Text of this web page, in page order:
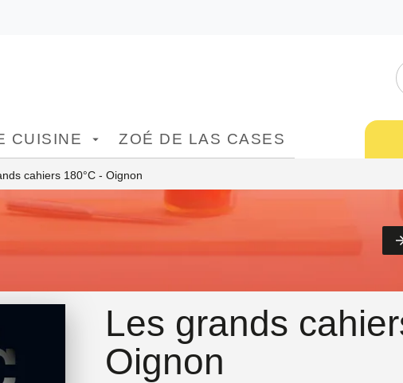
CUISINE arrow_drop_down ZOÉ DE LAS CASES
cahiers 180°C - Oignon
Les grands
Oignon